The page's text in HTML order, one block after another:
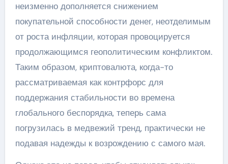
неизменно дополняется снижением
покупательной способности денег, неотделимым
от роста инфляции, которая провоцируется
продолжающимся геополитическим конфликтом.
Таким образом, криптовалюта, когда-то
рассматриваемая как контрфорс для
поддержания стабильности во времена
глобального беспорядка, теперь сама
погрузилась в медвежий тренд, практически не
подавая надежды к возрождению с самого мая.